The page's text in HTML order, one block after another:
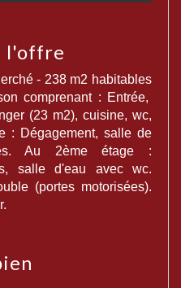
l'offre
- 238 m2 habitables
comprenant : Entrée,
(23 m2), cuisine, wc,
: Dégagement, salle de
Au 2ème étage :
salle d'eau avec wc.
(portes motorisées).